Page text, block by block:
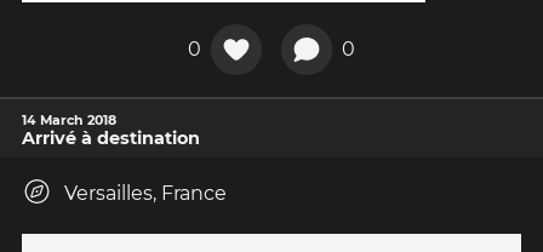
0 0
14 March 2018
Arrivé à destination
Versailles, France